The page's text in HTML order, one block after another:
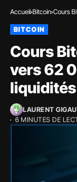
Accueil Bitcoin Cours
BITCOIN
Cours
vers 62
liquidités
LAURENT
6 MINUTES DE